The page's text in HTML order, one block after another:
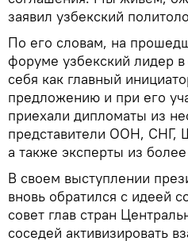
заявил узбекский
По его словам, на
форуме узбекский лидер
себя как главный
предложению и при его
приехали дипломаты из
представители ООН,
а также эксперты из
В своем выступлении
вновь обратился с идеей
совет глав стран
соседей активизировать